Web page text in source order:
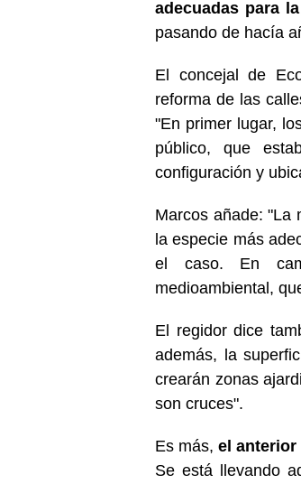
adecuadas para
pasando de hacía
El concejal de
reforma de las
"En primer lugar,
público, que
configuración y
Marcos añade: "La
la especie más
el caso. En
medioambiental,
El regidor dice
además, la
crearán zonas
son cruces".
Es más,el anterior
Se está llevando